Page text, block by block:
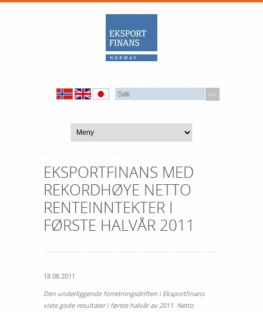
EKSPORTFINANS MED
REKORDHØYE NETTO
RENTEINNTEKTER I
FØRSTE HALVÅR 2011
18.08.2011
Den underliggende forretningsdriften i Eksportfinans
viste gode resultater i første halvår av 2011. Netto